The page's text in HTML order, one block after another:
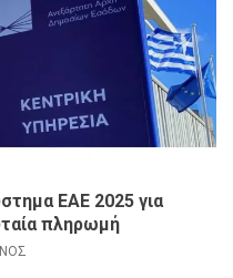
ΕΑΕ 2025 για
πληρωμή